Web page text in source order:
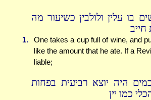
בו עלין ולולבין כשיעור מה
1.
One takes a cup full of wine, and
like the amount that he ate. If a
liable;
היה יוצא רביעית בפחות
כמו יין